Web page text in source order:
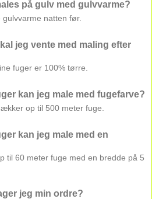
på gulv med gulvvarme?
natten før.
jeg vente med maling efter
fuger er 100% tørre.
kan jeg male med fugefarve?
op til 500 meter fuge.
kan jeg male med en
til 60 meter fuge med en bredde på 5
jeg min ordre?